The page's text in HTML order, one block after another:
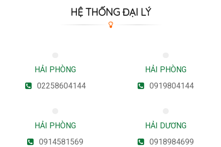
HỆ THỐNG ĐẠI LÝ
HẢI PHÒNG
02258604144
HẢI PHÒNG
0919804144
HẢI PHÒNG
0914581569
HẢI DƯƠNG
0918984699